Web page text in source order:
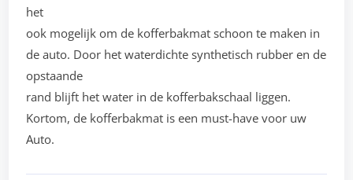
het
ook mogelijk om de kofferbakmat schoon te maken in
de auto. Door het waterdichte synthetisch rubber en de
opstaande
rand blijft het water in de kofferbakschaal liggen.
Kortom, de kofferbakmat is een must-have voor uw
Auto.